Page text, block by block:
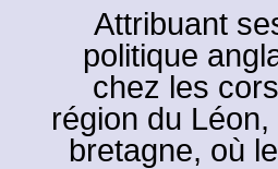
Attribuant
politique
chez les
région du
bretagne, où